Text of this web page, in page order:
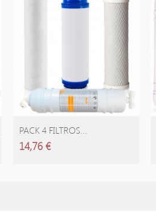
AÑADIR CARRITO
PACK 4 FILTROS...
14,76 €